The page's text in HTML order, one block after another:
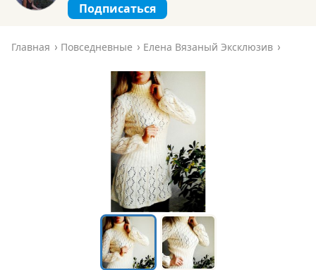
Подписаться
Главная Повседневные Елена Вязаный Эксклюзив